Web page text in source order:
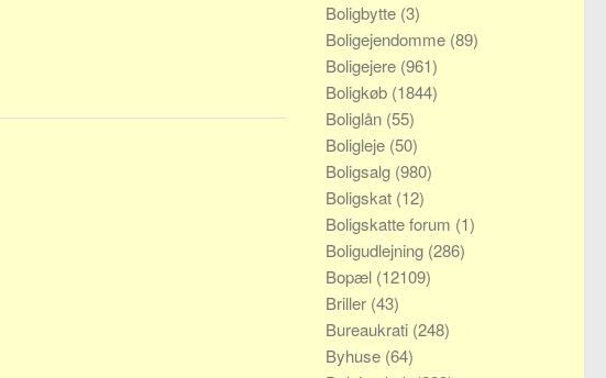
Boligbytte (3)
Boligejendomme (89)
Boligejere (961)
Boligkøb (1844)
Boliglån (55)
Boligleje (50)
Boligsalg (980)
Boligskat (12)
Boligskatte forum (1)
Boligudlejning (286)
Bopæl (12109)
Briller (43)
Bureaukrati (248)
Byhuse (64)